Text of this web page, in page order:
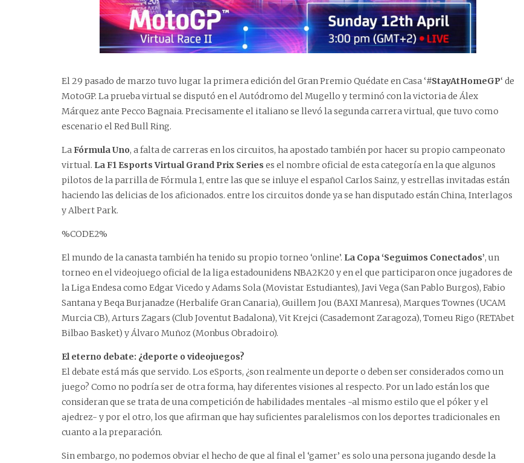
El 29 pasado de marzo tuvo lugar la primera edición del Gran Premio Quédate en Casa ‘#StayAtHomeGP‘ de
MotoGP. La prueba virtual se disputó en el Autódromo del Mugello y terminó con la victoria de Álex
Márquez ante Pecco Bagnaia. Precisamente el italiano se llevó la segunda carrera virtual, que tuvo como
escenario el Red Bull Ring.
LaFórmula Uno, a falta de carreras en los circuitos, ha apostado también por hacer su propio campeonato
virtual. La F1 Esports Virtual Grand Prix Series es el nombre oficial de esta categoría en la que algunos
pilotos de la parrilla de Fórmula 1, entre las que se inluye el español Carlos Sainz, y estrellas invitadas están
haciendo las delicias de los aficionados. entre los circuitos donde ya se han disputado están China, Interlagos
y Albert Park.
%CODE2%
El mundo de la canasta también ha tenido su propio torneo ‘online’. La Copa ‘Seguimos Conectados’, un
torneo en el videojuego oficial de la liga estadounidens NBA2K20 y en el que participaron once jugadores de
la Liga Endesa como Edgar Vicedo y Adams Sola (Movistar Estudiantes), Javi Vega (San Pablo Burgos), Fabio
Santana y Beqa Burjanadze (Herbalife Gran Canaria), Guillem Jou (BAXI Manresa), Marques Townes (UCAM
Murcia CB), Arturs Zagars (Club Joventut Badalona), Vit Krejci (Casademont Zaragoza), Tomeu Rigo (RETAbet
Bilbao Basket) y Álvaro Muñoz (Monbus Obradoiro).
El eterno debate: ¿deporte o videojuegos?
El debate está más que servido. Los eSports, ¿son realmente un deporte o deben ser considerados como un
juego? Como no podría ser de otra forma, hay diferentes visiones al respecto. Por un lado están los que
consideran que se trata de una competición de habilidades mentales -al mismo estilo que el póker y el
ajedrez- y por el otro, los que afirman que hay suficientes paralelismos con los deportes tradicionales en
cuanto a la preparación.
Sin embargo, no podemos obviar el hecho de que al final el ‘gamer’ es solo una persona jugando desde la